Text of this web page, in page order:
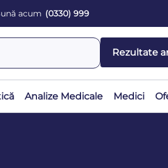
acum (0330) 999
Rezultate
Analize Medicale Medici